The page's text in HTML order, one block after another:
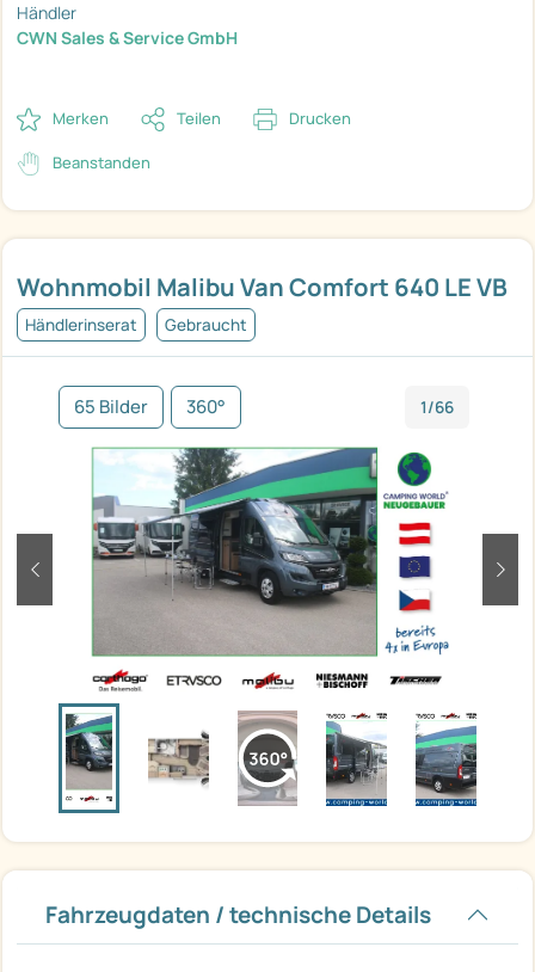
Wohnmobil Malibu Van Comfort 640 LE VB
Händlerinserat Gebraucht
65 Bilder 360° 1/66
zurück
Fahrzeugdaten / technische Details
Händler
CWN Sales & Service GmbH
Merken Teilen Drucken
Beanstanden